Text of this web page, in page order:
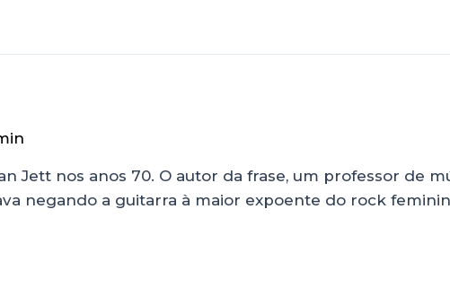
Jett nos anos 70. O autor da frase, um professor de
negando a guitarra à maior expoente do rock